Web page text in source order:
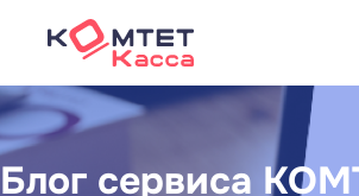
Блог сервиса